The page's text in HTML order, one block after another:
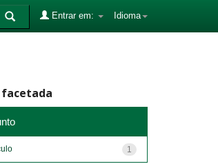
Idioma
Entrar em:
facetada
1